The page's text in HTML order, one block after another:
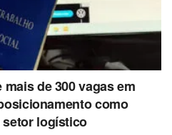
de Análises Clínicas – 2
Logística – 30 vagas
de 300 vagas em
como
setor logístico